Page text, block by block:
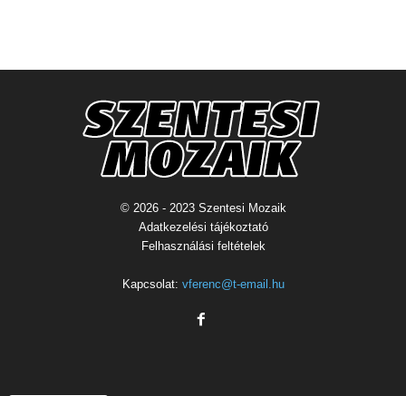
© 2026 - 2023 Szentesi Mozaik
Adatkezelési tájékoztató
Felhasználási feltételek
Kapcsolat: vferenc@t-email.hu